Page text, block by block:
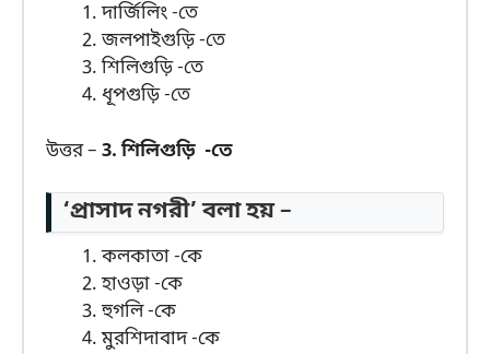
দার্জিলিং -তে
জলপাইগুড়ি -তে
শিলিগুড়ি -তে
ধূপগুড়ি -তে
উত্তর – 3. শিলিগুড়ি -তে
‘প্রাসাদ নগরী’ বলা হয় –
কলকাতা -কে
হাওড়া -কে
হুগলি -কে
মুরশিদাবাদ -কে